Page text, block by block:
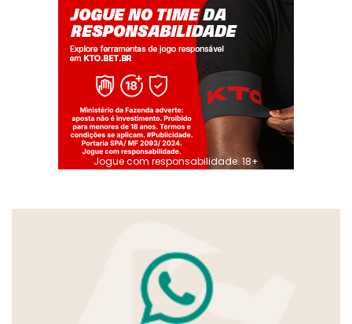
Jogue com responsabilidade. 18+